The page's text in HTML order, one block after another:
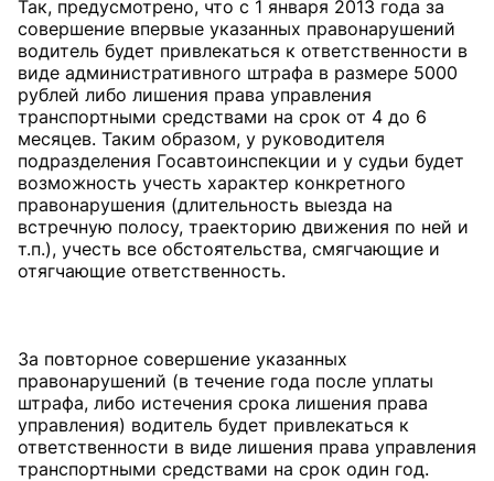
Так, предусмотрено, что с 1 января 2013 года за
совершение впервые указанных правонарушений
водитель будет привлекаться к ответственности в
виде административного штрафа в размере 5000
рублей либо лишения права управления
транспортными средствами на срок от 4 до 6
месяцев. Таким образом, у руководителя
подразделения Госавтоинспекции и у судьи будет
возможность учесть характер конкретного
правонарушения (длительность выезда на
встречную полосу, траекторию движения по ней и
т.п.), учесть все обстоятельства, смягчающие и
отягчающие ответственность.
За повторное совершение указанных
правонарушений (в течение года после уплаты
штрафа, либо истечения срока лишения права
управления) водитель будет привлекаться к
ответственности в виде лишения права управления
транспортными средствами на срок один год.